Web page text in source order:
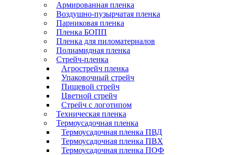
Армированная пленка
Воздушно-пузырчатая пленка
Парниковая пленка
Пленка БОПП
Пленка для пиломатериалов
Полиамидная пленка
Стрейч-пленка
Агрострейч пленка
Упаковочный стрейч
Пищевой стрейч
Цветной стрейч
Стрейч с логотипом
Техническая пленка
Термоусадочная пленка
Термоусадочная пленка ПВД
Термоусадочная пленка ПВХ
Термоусадочная пленка ПОФ